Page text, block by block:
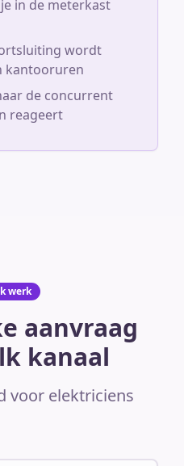
in de meterkast
wordt
kantooruren
de concurrent
reageert
werk
aanvraag
kanaal
voor elektriciens